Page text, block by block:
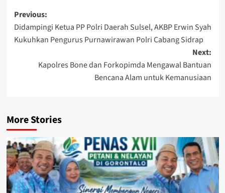
Post
navigation
Previous:
Didampingi Ketua PP Polri Daerah Sulsel, AKBP Erwin Syah
Kukuhkan Pengurus Purnawirawan Polri Cabang Sidrap
Next:
Kapolres Bone dan Forkopimda Mengawal Bantuan
Bencana Alam untuk Kemanusiaan
More Stories